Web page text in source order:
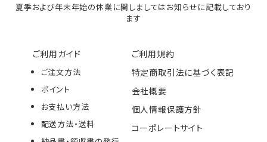
ご利用ガイド
ご注文方法
ポイント
お支払い方法
配送方法・送料
ご利用規約
特定商取引法に基づく表記
会社概要
個人情報保護方針
コーポレートサイト
夏季および年末年始の休業に関しましてはお知らせに記載しており
ます